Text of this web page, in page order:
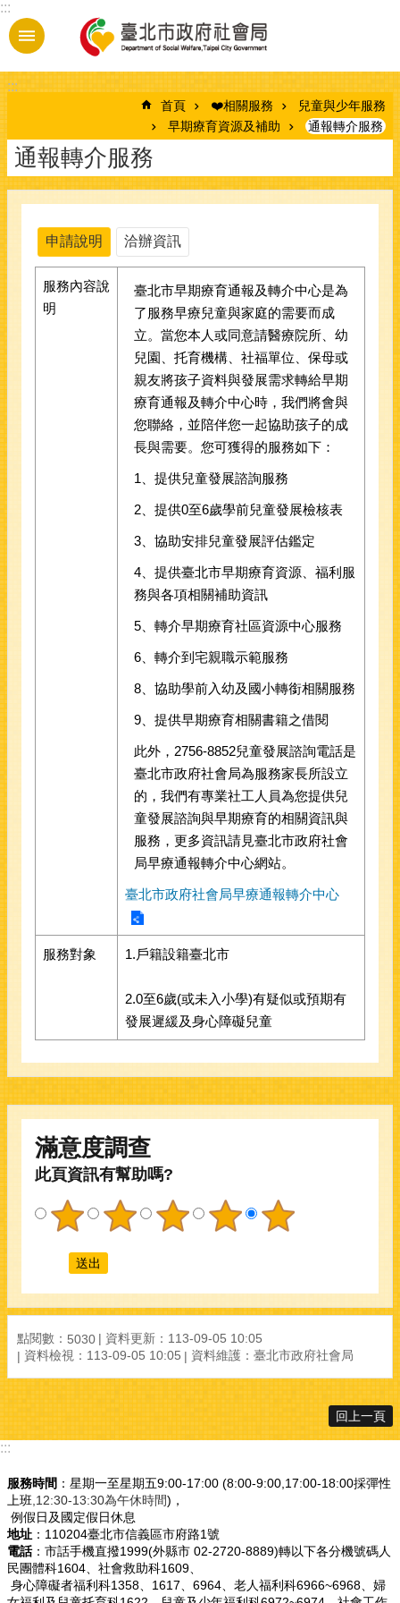
跳到主要內容區塊
:::
:::
首頁 ❤️相關服務
兒童與少年服務
早期療育資源及補助
通報轉介服務
通報轉介服務
申請說明 洽辦資訊
服務內容說
明
臺北市早期療育通報及轉介中心是為
了服務早療兒童與家庭的需要而成
立。當您本人或同意請醫療院所、幼
兒園、托育機構、社福單位、保母或
親友將孩子資料與發展需求轉給早期
療育通報及轉介中心時，我們將會與
您聯絡，並陪伴您一起協助孩子的成
長與需要。您可獲得的服務如下：
1、提供兒童發展諮詢服務
2、提供0至6歲學前兒童發展檢核表
3、協助安排兒童發展評估鑑定
4、提供臺北市早期療育資源、福利服
務與各項相關補助資訊
5、轉介早期療育社區資源中心服務
6、轉介到宅親職示範服務
8、協助學前入幼及國小轉銜相關服務
9、提供早期療育相關書籍之借閱
此外，2756-8852兒童發展諮詢電話是
臺北市政府社會局為服務家長所設立
的，我們有專業社工人員為您提供兒
童發展諮詢與早期療育的相關資訊與
服務，更多資訊請見臺北市政府社會
局早療通報轉介中心網站。
臺北市政府社會局早療通報轉介中心
服務對象 1.戶籍設籍臺北市
2.0至6歲(或未入小學)有疑似或預期有
發展遲緩及身心障礙兒童
滿意度調查
此頁資訊有幫助嗎?
點閱數： 5030 資料更新： 113-09-05 10:05
資料檢視： 113-09-05 10:05 資料維護： 臺北市政府社會局
回上一頁
:::
服務時間 ：星期一至星期五9:00-17:00 (8:00-9:00,17:00-18:00採彈性
上班 ,12:30-13:30為午休時間)，
例假日及國定假日休息
地址 ：110204臺北市信義區市府路1號
電話：市話手機直撥1999(外縣市 02-2720-8889)轉以下各分機號碼人
民團體科1604、社會救助科1609、
身心障礙者福利科1358、1617、6964、老人福利科6966~6968、婦